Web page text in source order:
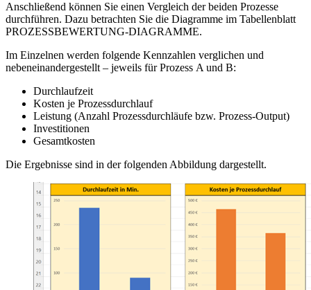
Anschließend können Sie einen Vergleich der beiden Prozesse
durchführen. Dazu betrachten Sie die Diagramme im Tabellenblatt
PROZESSBEWERTUNG-DIAGRAMME.
Im Einzelnen werden folgende Kennzahlen verglichen und
nebeneinandergestellt – jeweils für Prozess A und B:
Durchlaufzeit
Kosten je Prozessdurchlauf
Leistung (Anzahl Prozessdurchläufe bzw. Prozess-Output)
Investitionen
Gesamtkosten
Die Ergebnisse sind in der folgenden Abbildung dargestellt.